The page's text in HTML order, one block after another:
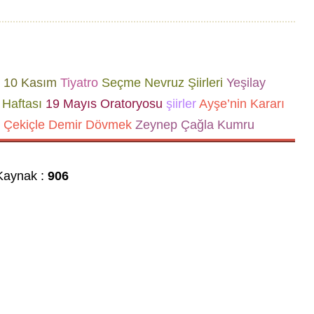
10 Kasım TiyatroSeçme Nevruz Şiirleri Yeşilay
19 Mayıs Oratoryosu şiirlerAyşe’nin Kararı
Demir DövmekZeynep Çağla Kumru
:906